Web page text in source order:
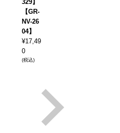
329】
【GR-
NV-26
04】
¥17,49
0
(税込)